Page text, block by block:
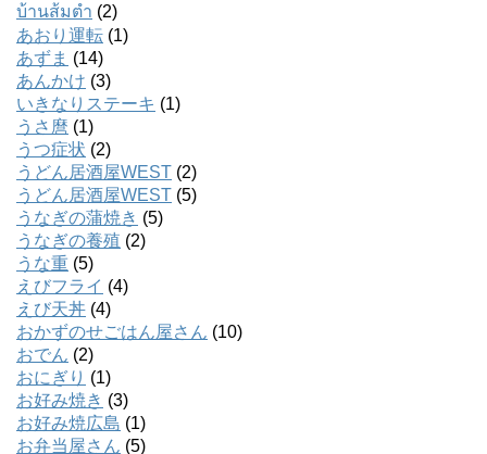
บ้านส้มตํา (2)
あおり運転 (1)
あずま (14)
あんかけ (3)
いきなりステーキ (1)
うさ麿 (1)
うつ症状 (2)
うどん居酒屋WEST (2)
うどん居酒屋WEST (5)
うなぎの蒲焼き (5)
うなぎの養殖 (2)
うな重 (5)
えびフライ (4)
えび天丼 (4)
おかずのせごはん屋さん (10)
おでん (2)
おにぎり (1)
お好み焼き (3)
お好み焼広島 (1)
お弁当屋さん (5)